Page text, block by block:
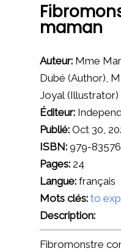
maman
Auteur: Mme
Dubé (Author),
Joyal (Illustrator)
Éditeur:
Publié: Oct 30,
ISBN:979-
Pages: 24
Langue:français
Mots clés: to
Description:
Fibromonstre